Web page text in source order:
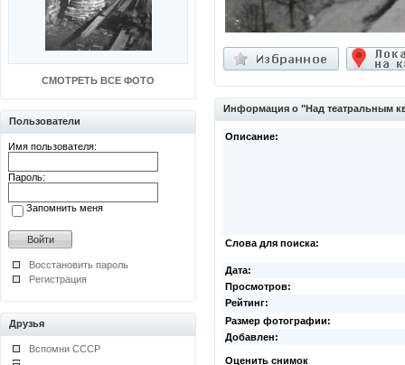
СМОТРЕТЬ ВСЕ ФОТО
Пользователи
Имя пользователя:
Пароль:
Запомнить меня
Восстановить пароль
Регистрация
Друзья
Вспомни СССР
Информация о "Над театральным
Описание:
Слова для поиска:
Дата:
Просмотров:
Рейтинг:
Размер фотографии:
Добавлен:
Оценить снимок